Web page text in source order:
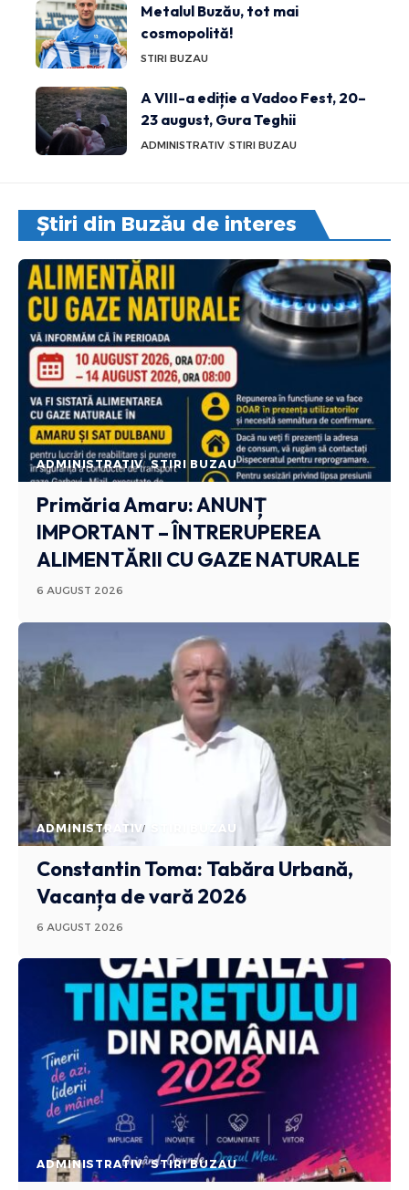
Metalul Buzău, tot mai
cosmopolită!
STIRI BUZAU
A VIII-a ediție a Vadoo Fest, 20–
23 august, Gura Teghii
ADMINISTRATIV STIRI BUZAU
Știri din Buzău de interes
ADMINISTRATIV STIRI BUZAU
Primăria Amaru: ANUNȚ
IMPORTANT – ÎNTRERUPEREA
ALIMENTĂRII CU GAZE NATURALE
6 AUGUST 2026
ADMINISTRATIV STIRI BUZAU
Constantin Toma: Tabăra Urbană,
Vacanța de vară 2026
6 AUGUST 2026
ADMINISTRATIV STIRI BUZAU